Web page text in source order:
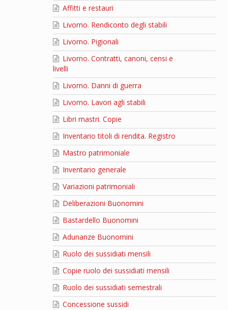
Affitti e restauri
Livorno. Rendiconto degli stabili
Livorno. Pigionali
Livorno. Contratti, canoni, censi e
livelli
Livorno. Danni di guerra
Livorno. Lavori agli stabili
Libri mastri. Copie
Inventario titoli di rendita. Registro
Mastro patrimoniale
Inventario generale
Variazioni patrimoniali
Deliberazioni Buonomini
Bastardello Buonomini
Adunanze Buonomini
Ruolo dei sussidiati mensili
Copie ruolo dei sussidiati mensili
Ruolo dei sussidiati semestrali
Concessione sussidi